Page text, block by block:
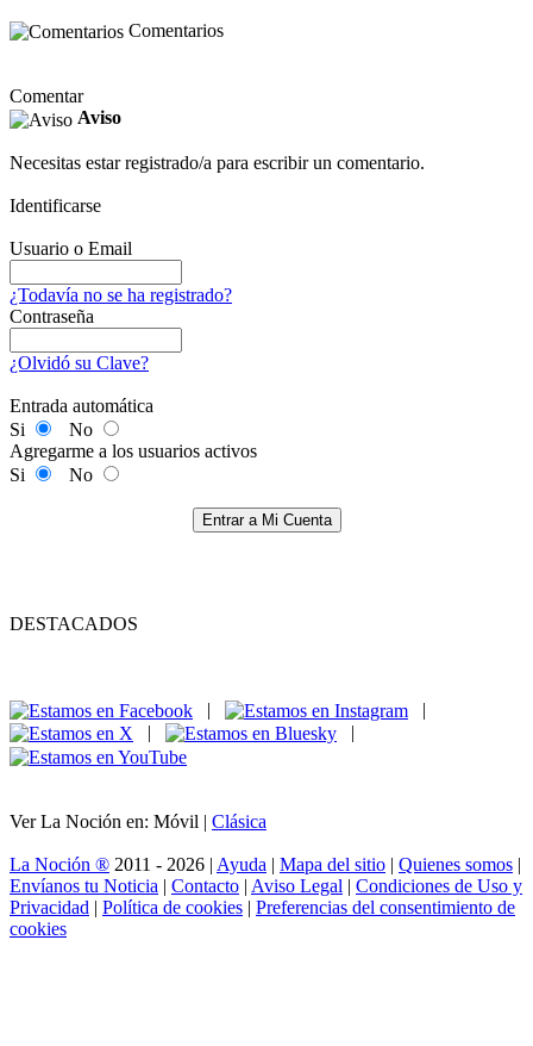
Comentarios
Comentar
Aviso
Necesitas estar registrado/a para escribir un comentario.
Identificarse
Usuario o Email
¿Todavía no se ha registrado?
Contraseña
¿Olvidó su Clave?
Entrada automática
Si
No
Agregarme a los usuarios activos
Si
No
Entrar a Mi Cuenta
DESTACADOS
|
|
|
|
Ver La Noción en: Móvil | Clásica
La Noción ® 2011 - 2026 | Ayuda | Mapa del sitio | Quienes somos |
Envíanos tu Noticia | Contacto | Aviso Legal | Condiciones de Uso y
Privacidad | Política de cookies | Preferencias del consentimiento de
cookies